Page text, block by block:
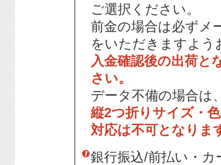
ご選択ください。
前金の場合は必ずメ
をいただきますよう
入金確認後の出荷と
さい。
データ不備の場合は
縦2つ折りサイズ・
対応は不可となりま
銀行振込/前払い・